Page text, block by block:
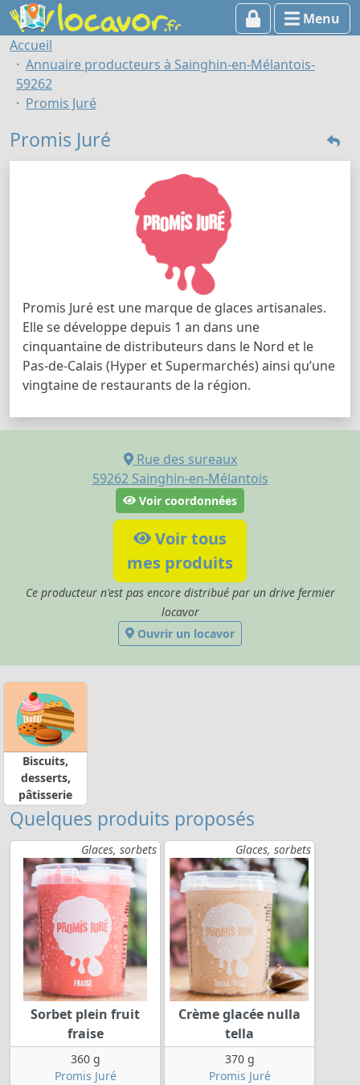
Menu
Accueil
Annuaire producteurs à Sainghin-en-Mélantois-
59262
Promis Juré
Promis Juré
Promis Juré est une marque de glaces artisanales.
Elle se développe depuis 1 an dans une
cinquantaine de distributeurs dans le Nord et le
Pas-de-Calais (Hyper et Supermarchés) ainsi qu’une
vingtaine de restaurants de la région.
Rue des sureaux
59262 Sainghin-en-Mélantois
Voir coordonnées
Voir tous
mes produits
Ce producteur n'est pas encore distribué par un drive fermier
locavor
Ouvrir un locavor
Biscuits,
desserts,
pâtisserie
Quelques produits proposés
Glaces, sorbets
Sorbet plein fruit
fraise
360 g
Promis Juré
Glaces, sorbets
Crème glacée nulla
tella
370 g
Promis Juré